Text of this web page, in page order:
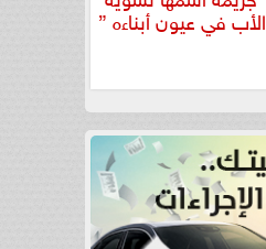
الأب في عيون أبناءه ”